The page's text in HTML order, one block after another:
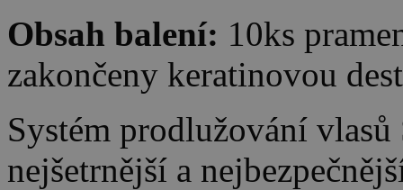
Obsah balení: 10ks
zakončeny keratinovou
Systém prodlužování
nejšetrnější a